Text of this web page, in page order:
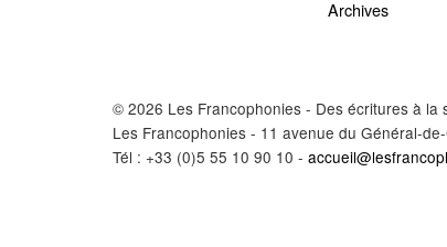
Archives
© 2026 Les Francophonies - Des écritures à la
Les Francophonies - 11 avenue du Général-
Tél : +33 (0)5 55 10 90 10 -